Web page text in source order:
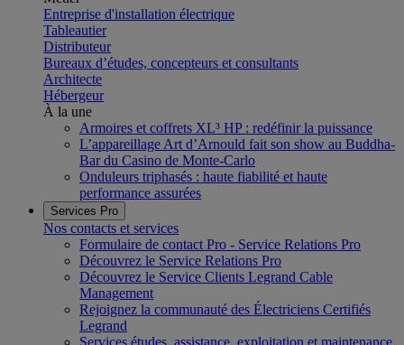
Entreprise d'installation électrique
Tableautier
Distributeur
Bureaux d’études, concepteurs et consultants
Architecte
Hébergeur
À la une
Armoires et coffrets XL³ HP : redéfinir la puissance
L’appareillage Art d’Arnould fait son show au Buddha-
Bar du Casino de Monte-Carlo
Onduleurs triphasés : haute fiabilité et haute
performance assurées
Services Pro
Nos contacts et services
Formulaire de contact Pro - Service Relations Pro
Découvrez le Service Relations Pro
Découvrez le Service Clients Legrand Cable
Management
Rejoignez la communauté des Électriciens Certifiés
Legrand
Services études, assistance, exploitation et maintenance